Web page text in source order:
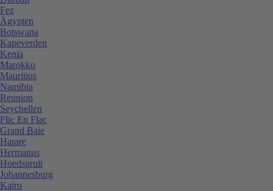
Fez
Ägypten
Botswana
Kapeverden
Kenia
Marokko
Mauritius
Namibia
Reunion
Seychellen
Flic En Flac
Grand Baie
Harare
Hermanus
Hoedspruit
Johannesburg
Kairo